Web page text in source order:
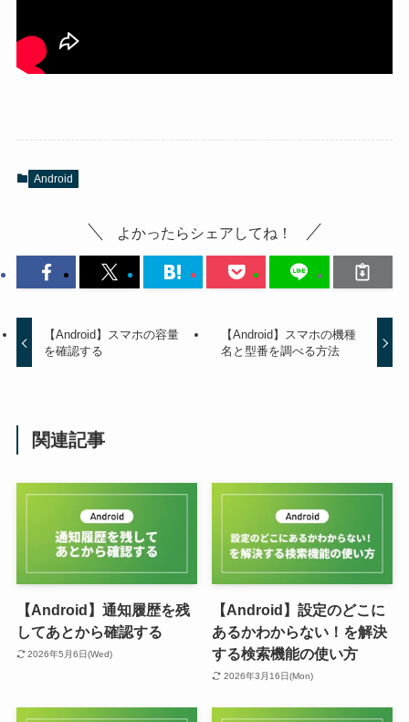
Android
よかったらシェアしてね！
【Android】スマホの容量
を確認する
【Android】スマホの機種
名と型番を調べる方法
関連記事
【Android】通知履歴を残
してあとから確認する
2026年5月6日(Wed)
【Android】設定のどこに
あるかわからない！を解決
する検索機能の使い方
2026年3月16日(Mon)